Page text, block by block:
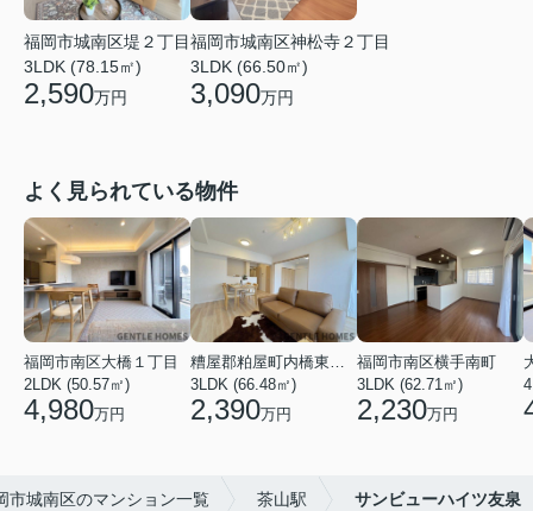
福岡市城南区堤２丁目
3LDK (78.15㎡)
2,590万円
福岡市城南区神松寺２丁目
3LDK (66.50㎡)
3,090万円
よく見られている物件
福岡市南区大橋１丁目
2LDK (50.57㎡)
4,980万円
糟屋郡粕屋町内橋東２丁目
3LDK (66.48㎡)
2,390万円
福岡市南区横手南町
3LDK (62.71㎡)
2,230万円
市城南区のマンション一覧 茶山駅 サンビューハイツ友泉